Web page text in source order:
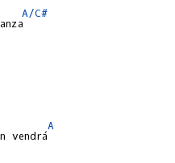
A/C#
A